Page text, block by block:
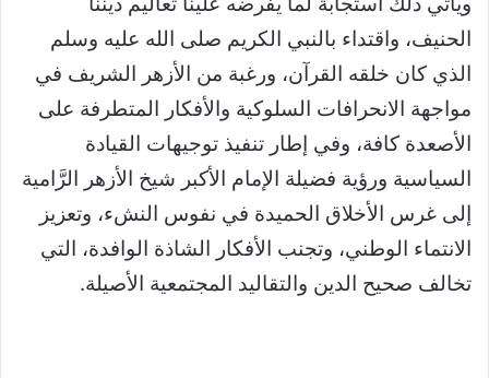
الحنيف، واقتداء بالنبي الكريم صلى الله عليه وسلم
الذي كان خلقه القرآن، ورغبة من الأزهر الشريف في
مواجهة الانحرافات السلوكية والأفكار المتطرفة على
الأصعدة كافة، وفي إطار تنفيذ توجيهات القيادة
السياسية ورؤية فضيلة الإمام الأكبر شيخ الأزهر الرَّامية
إلى غرس الأخلاق الحميدة في نفوس النشء، وتعزيز
الانتماء الوطني، وتجنب الأفكار الشاذة الوافدة، التي
تخالف صحيح الدين والتقاليد المجتمعية الأصيلة.